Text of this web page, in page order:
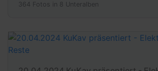
364 Fotos in 8 Unteralben